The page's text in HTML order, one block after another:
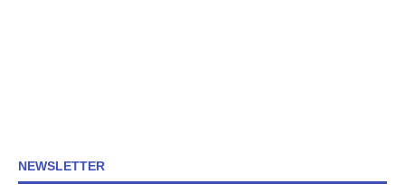
NEWSLETTER